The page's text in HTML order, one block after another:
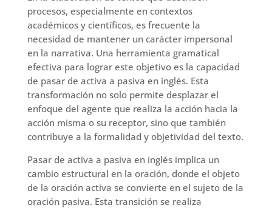
procesos, especialmente en contextos
académicos y científicos, es frecuente la
necesidad de mantener un carácter impersonal
en la narrativa. Una herramienta gramatical
efectiva para lograr este objetivo es la capacidad
de pasar de activa a pasiva en inglés. Esta
transformación no solo permite desplazar el
enfoque del agente que realiza la acción hacia la
acción misma o su receptor, sino que también
contribuye a la formalidad y objetividad del texto.
Pasar de activa a pasiva en inglés implica un
cambio estructural en la oración, donde el objeto
de la oración activa se convierte en el sujeto de la
oración pasiva. Esta transición se realiza